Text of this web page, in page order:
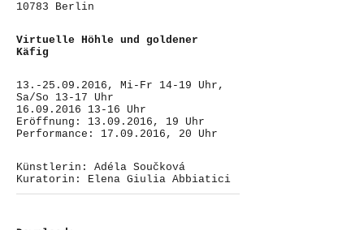
Eröffnung: 13.09.2016, 19 Uhr
Künstlerin: Adéla Součková
Download:
Pressemitteilung (pdf)